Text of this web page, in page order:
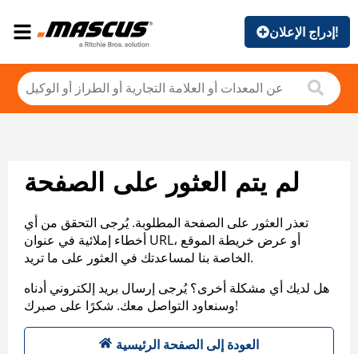
إدراج الإعلان!
لم يتم العثور على الصفحة
تعذر العثور على الصفحة المطلوبة. يُرجى التحقق من أي
أخطاء إملائية في عنوان URL، أو عرض خريطة الموقع
الخاصة بنا لمساعدتك في العثور على ما تريد.
هل لديك أي مشكلة أخرى؟ يُرجى إرسال بريد إلكتروني أدناه
وسنعاود التواصل معك. شكرًا على صبرك!
العودة إلى الصفحة الرئيسية